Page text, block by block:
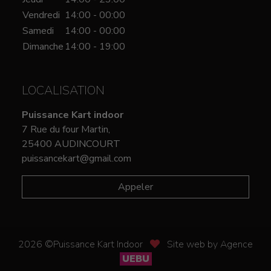
Vendredi 14:00 - 00:00
Samedi
14:00 - 00:00
Dimanche 14:00 - 19:00
LOCALISATION
Puissance Kart indoor
7 Rue du four Martin,
25400 AUDINCOURT
puissancekart@gmail.com
Appeler
2026 ©Puissance Kart Indoor
Site web by Agence
UEBU